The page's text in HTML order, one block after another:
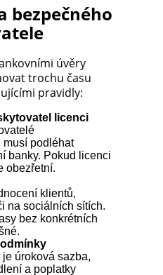
bezpečného
úvěry
trochu času
pravidly:
licenci
musí podléhat
banky. Pokud licenci
obezřetní.
klientů,
na sociálních sítích.
bez konkrétních
úroková sazba,
a poplatky